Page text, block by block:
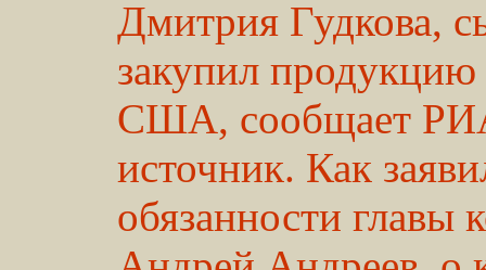
Дмитрия Гудкова,
закупил продукцию
США, сообщает
источник. Как
обязанности главы